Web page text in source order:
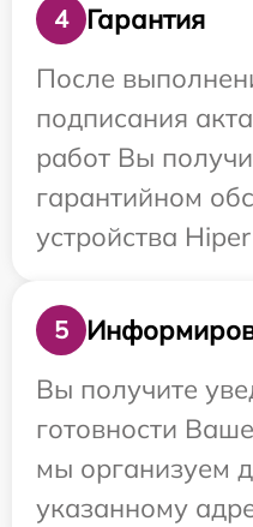
4
Гарантия
После
подписания
работ Вы
гарантийном
устройства
5
Вы получите
готовности
мы организуем
указанному